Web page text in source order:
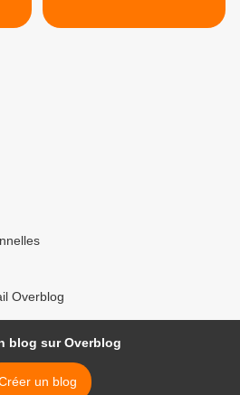
Overblog
blog sur Overblog
un blog